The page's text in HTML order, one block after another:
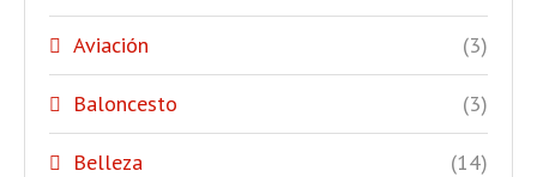
Aviación (3)
Baloncesto (3)
Belleza (14)